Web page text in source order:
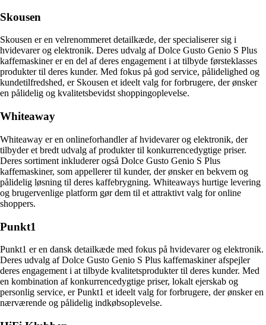
Skousen
Skousen er en velrenommeret detailkæde, der specialiserer sig i
hvidevarer og elektronik. Deres udvalg af Dolce Gusto Genio S Plus
kaffemaskiner er en del af deres engagement i at tilbyde førsteklasses
produkter til deres kunder. Med fokus på god service, pålidelighed og
kundetilfredshed, er Skousen et ideelt valg for forbrugere, der ønsker
en pålidelig og kvalitetsbevidst shoppingoplevelse.
Whiteaway
Whiteaway er en onlineforhandler af hvidevarer og elektronik, der
tilbyder et bredt udvalg af produkter til konkurrencedygtige priser.
Deres sortiment inkluderer også Dolce Gusto Genio S Plus
kaffemaskiner, som appellerer til kunder, der ønsker en bekvem og
pålidelig løsning til deres kaffebrygning. Whiteaways hurtige levering
og brugervenlige platform gør dem til et attraktivt valg for online
shoppers.
Punkt1
Punkt1 er en dansk detailkæde med fokus på hvidevarer og elektronik.
Deres udvalg af Dolce Gusto Genio S Plus kaffemaskiner afspejler
deres engagement i at tilbyde kvalitetsprodukter til deres kunder. Med
en kombination af konkurrencedygtige priser, lokalt ejerskab og
personlig service, er Punkt1 et ideelt valg for forbrugere, der ønsker en
nærværende og pålidelig indkøbsoplevelse.